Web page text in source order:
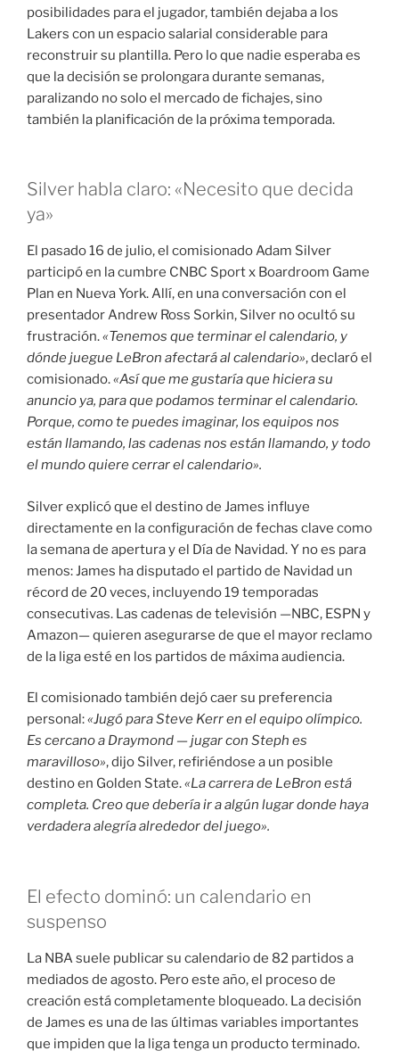
posibilidades para el jugador, también dejaba a los
Lakers con un espacio salarial considerable para
reconstruir su plantilla. Pero lo que nadie esperaba es
que la decisión se prolongara durante semanas,
paralizando no solo el mercado de fichajes, sino
también la planificación de la próxima temporada.
Silver habla claro: «Necesito que decida
ya»
El pasado 16 de julio, el comisionado Adam Silver
participó en la cumbre CNBC Sport x Boardroom Game
Plan en Nueva York. Allí, en una conversación con el
presentador Andrew Ross Sorkin, Silver no ocultó su
frustración.«Tenemos que terminar el calendario, y
dónde juegue LeBron afectará al calendario», declaró el
comisionado.«Así que me gustaría que hiciera su
anuncio ya, para que podamos terminar el calendario.
Porque, como te puedes imaginar, los equipos nos
están llamando, las cadenas nos están llamando, y todo
el mundo quiere cerrar el calendario».
Silver explicó que el destino de James influye
directamente en la configuración de fechas clave como
la semana de apertura y el Día de Navidad. Y no es para
menos: James ha disputado el partido de Navidad un
récord de 20 veces, incluyendo 19 temporadas
consecutivas. Las cadenas de televisión —NBC, ESPN y
Amazon— quieren asegurarse de que el mayor reclamo
de la liga esté en los partidos de máxima audiencia.
El comisionado también dejó caer su preferencia
personal:«Jugó para Steve Kerr en el equipo olímpico.
Es cercano a Draymond — jugar con Steph es
maravilloso», dijo Silver, refiriéndose a un posible
destino en Golden State.«La carrera de LeBron está
completa. Creo que debería ir a algún lugar donde haya
verdadera alegría alrededor del juego».
El efecto dominó: un calendario en
suspenso
La NBA suele publicar su calendario de 82 partidos a
mediados de agosto. Pero este año, el proceso de
creación está completamente bloqueado. La decisión
de James es una de las últimas variables importantes
que impiden que la liga tenga un producto terminado.